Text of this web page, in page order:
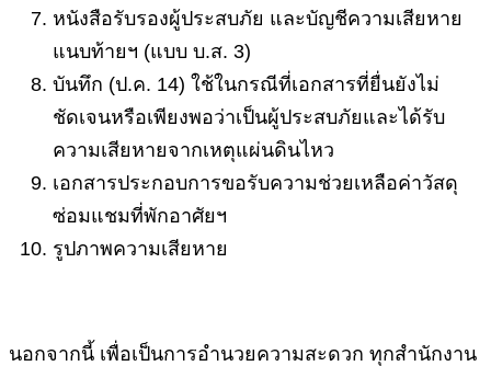
หนังสือรับรองผู้ประสบภัย และบัญชีความเสียหาย
แนบท้ายฯ (แบบ บ.ส. 3)
บันทึก (ป.ค. 14) ใช้ในกรณีที่เอกสารที่ยื่นยังไม่
ชัดเจนหรือเพียงพอว่าเป็นผู้ประสบภัยและได้รับ
ความเสียหายจากเหตุแผ่นดินไหว
เอกสารประกอบการขอรับความช่วยเหลือค่าวัสดุ
ซ่อมแชมที่พักอาศัยฯ
รูปภาพความเสียหาย
นอกจากนี้ เพื่อเป็นการอำนวยความสะดวก ทุกสำนักงาน